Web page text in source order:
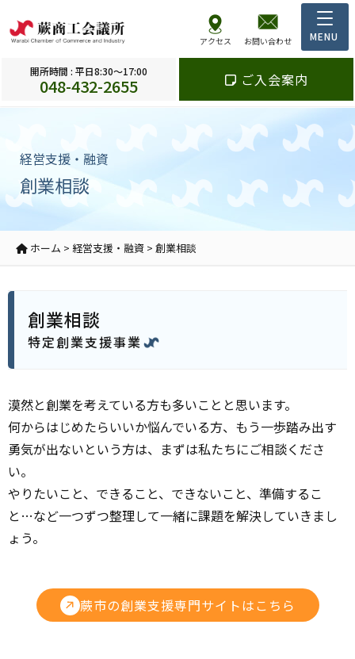
アクセス お問い合わせ
開所時間 : 平日8:30～17:00
048-432-2655 ご入会案内
経営支援・融資
創業相談
ホーム > 経営支援・融資 > 創業相談
創業相談
特定創業支援事業
漠然と創業を考えている方も多いことと思います。
何からはじめたらいいか悩んでいる方、もう一歩踏み出す
勇気が出ないという方は、まずは私たちにご相談くださ
い。
やりたいこと、できること、できないこと、準備するこ
と…など一つずつ整理して一緒に課題を解決していきまし
ょう。
蕨市の創業支援専門サイトはこちら